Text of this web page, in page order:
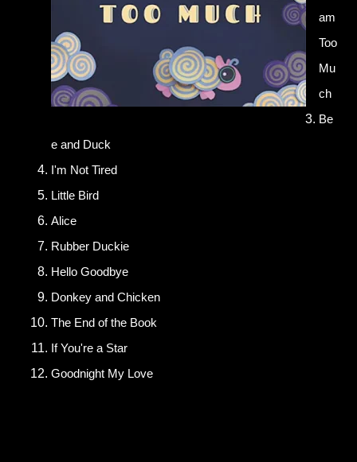
am
Too
Mu
ch
Be
e and Duck
I'm Not Tired
Little Bird
Alice
Rubber Duckie
Hello Goodbye
Donkey and Chicken
The End of the Book
If You're a Star
Goodnight My Love